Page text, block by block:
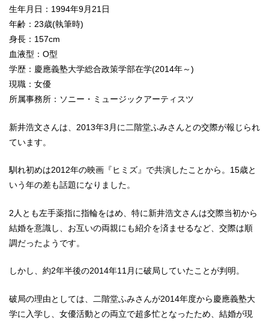
生年月日：1994年9月21日
年齢：23歳(執筆時)
身長：157cm
血液型：O型
学歴：慶應義塾大学総合政策学部在学(2014年～)
現職：女優
所属事務所：ソニー・ミュージックアーティスツ
新井浩文さんは、2013年3月に二階堂ふみさんとの交際が報じられ
ています。
馴れ初めは2012年の映画『ヒミズ』で共演したことから。15歳と
いう年の差も話題になりました。
2人とも左手薬指に指輪をはめ、特に新井浩文さんは交際当初から
結婚を意識し、お互いの両親にも紹介を済ませるなど、交際は順
調だったようです。
しかし、約2年半後の2014年11月に破局していたことが判明。
破局の理由としては、二階堂ふみさんが2014年度から慶應義塾大
学に入学し、女優活動との両立で超多忙となったため、結婚が現